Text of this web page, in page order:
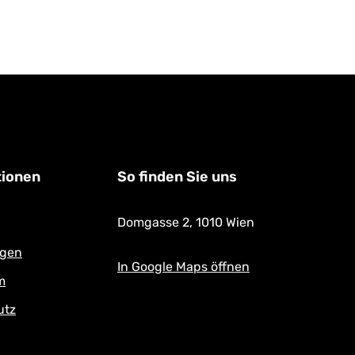
So finden Sie uns
Domgasse 2, 1010 Wien
In Google Maps öffnen